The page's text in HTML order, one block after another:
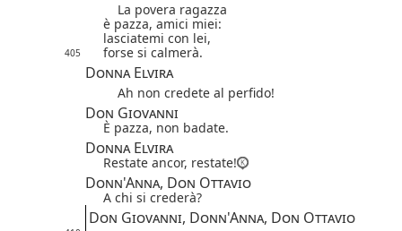
La povera ragazza
è pazza, amici miei:
lasciatemi con lei,
405 forse si calmerà.
Donna Elvira
Ah non credete al perfido!
Don Giovanni
È pazza, non badate.
Donna Elvira
Restate ancor, restate!
Donn'Anna, Don Ottavio
A chi si crederà?
Don Giovanni, Donn'Anna, Don Ottavio